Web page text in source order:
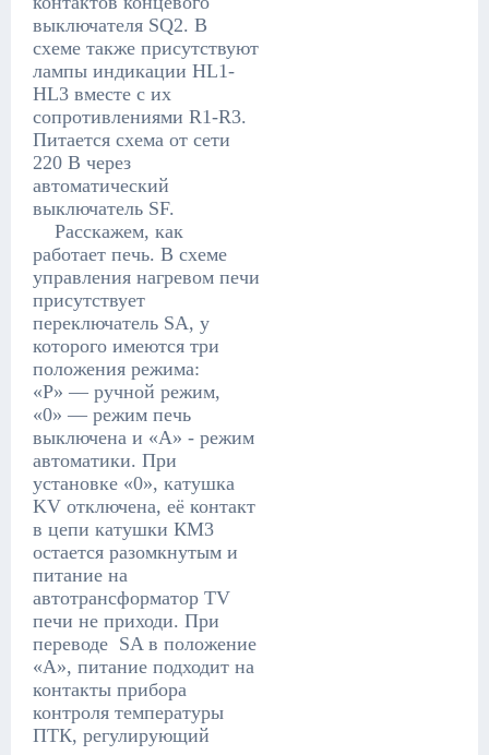
выключателя SQ2. В
схеме также присутствуют
лампы индикации HL1-
HL3 вместе с их
сопротивлениями R1-R3.
Питается схема от сети
220 В через
автоматический
выключатель SF.
Расскажем, как
работает печь. В схеме
управления нагревом печи
присутствует
переключатель SA, у
которого имеются три
положения режима:
«Р» — ручной режим,
«0» — режим печь
выключена и «А» - режим
автоматики. При
установке «0», катушка
KV отключена, её контакт
в цепи катушки КМ3
остается разомкнутым и
питание на
автотрансформатор TV
печи не приходи. При
переводе SA в положение
«А», питание подходит на
контакты прибора
контроля температуры
ПТК, регулирующий